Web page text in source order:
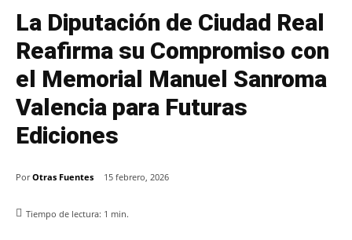
La Diputación de Ciudad Real
Reafirma su Compromiso con
el Memorial Manuel Sanroma
Valencia para Futuras
Ediciones
Por Otras Fuentes 15 febrero, 2026
Tiempo de lectura: 1 min.